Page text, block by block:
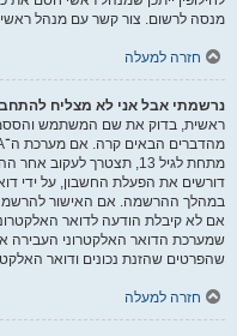
מנסה לרשום. צור קשר עם מנהל ראשי
חזרה למעלה
נרשמתי אבל אני לא מצליח
ראשית, בדוק את שם המשתמש
מתחת לגיל 13, תצטרך
דורשים את הפעלת החשבון, על ידי
במהלך ההרשמה. אם האישור
אם לא קיבלת הודעה לדואר
שמערכת הדואר האלקטרוני העבירה
שהפרטים שהזנת נכונים ודואר
חזרה למעלה